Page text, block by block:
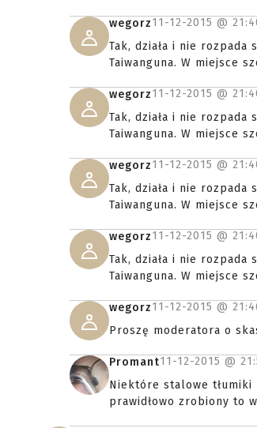
wegorz11-12-2015 @
Tak, działa i nie rozpada
Taiwanguna. W miejsce
wegorz11-12-2015 @
Tak, działa i nie rozpada
Taiwanguna. W miejsce
wegorz11-12-2015 @
Tak, działa i nie rozpada
Taiwanguna. W miejsce
wegorz11-12-2015 @
Tak, działa i nie rozpada
Taiwanguna. W miejsce
wegorz11-12-2015 @
Proszę moderatora o
Promant11-12-2015 @
Niektóre stalowe tłumiki
prawidłowo zrobiony to